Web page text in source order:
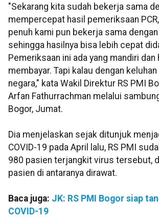
"Sekarang kita sudah bekerja sama
mempercepat hasil pemeriksaan
penuh kami pun bekerja sama
sehingga hasilnya bisa lebih cepat
Pemeriksaan ini ada yang mandiri dan
membayar. Tapi kalau dengan
negara," kata Wakil Direktur RS PMI
Arfan Fathurrachman melalui
Bogor, Jumat.
Dia menjelaskan sejak ditunjuk
COVID-19 pada April lalu, RS PMI
980 pasien terjangkit virus tersebut,
pasien di antaranya dirawat.
Baca juga: JK: RS PMI Bogor siap
COVID-19